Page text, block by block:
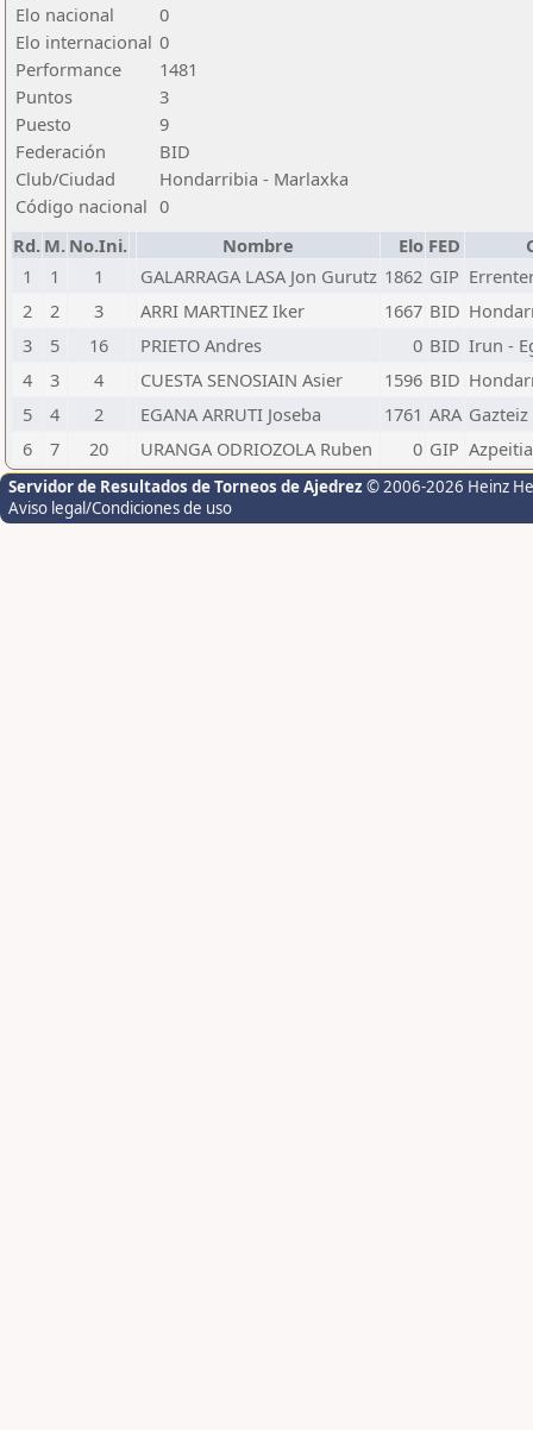
Elo nacional
0
Elo internacional 0
Performance
1481
Puntos
3
Puesto
9
Federación
BID
Club/Ciudad
Hondarribia - Marlaxka
Código nacional 0
Rd. M. No.Ini. Nombre Elo FED
1
1 1 GALARRAGA LASA Jon Gurutz 1862 GIP
2
2 3 ARRI MARTINEZ Iker 1667 BID
3
5 16 PRIETO Andres 0 BID Irun -
4
3 4 CUESTA SENOSIAIN Asier 1596 BID
5
4 2 EGANA ARRUTI Joseba 1761 ARA
6
7 20 URANGA ODRIOZOLA Ruben 0 GIP
Servidor de Resultados de Torneos de Ajedrez © 2006-2026 Heinz
Aviso legal/Condiciones de uso